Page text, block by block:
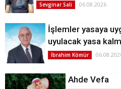
Sevginar Sali 06.08.2026
İşlemler yasaya
uyulacak yasa
İbrahim Kömür
Ahde Vefa